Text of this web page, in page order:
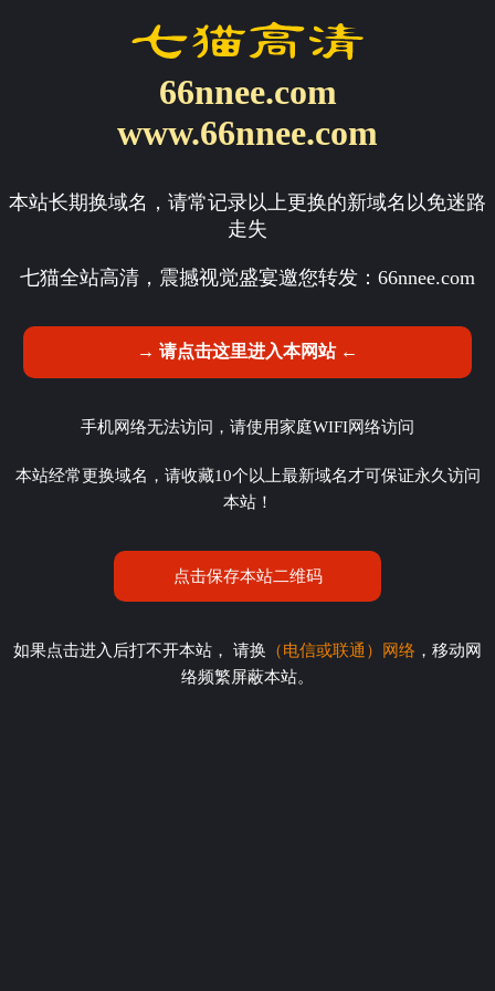
66nnee.com
www.66nnee.com
本站长期换域名，请常记录以上更换的新域名以免迷路
走失
七猫全站高清，震撼视觉盛宴邀您转发： 66nnee.com
→ 请点击这里进入本网站 ←
手机网络无法访问，请使用家庭WIFI网络访问
本站经常更换域名，请收藏10个以上最新域名才可保证永久访问
本站！
点击保存本站二维码
如果点击进入后打不开本站， 请换 （电信或联通）网络 ，移动网
络频繁屏蔽本站。